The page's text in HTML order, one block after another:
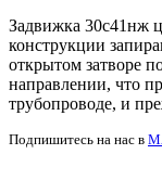
Задвижка 30с41нж
конструкции
открытом затворе
направлении, что
трубопроводе, и
Подпишитесь на нас в